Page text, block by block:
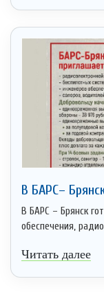
В БАРС–
В БАРС – Брянск
обеспечения,
Читать далее